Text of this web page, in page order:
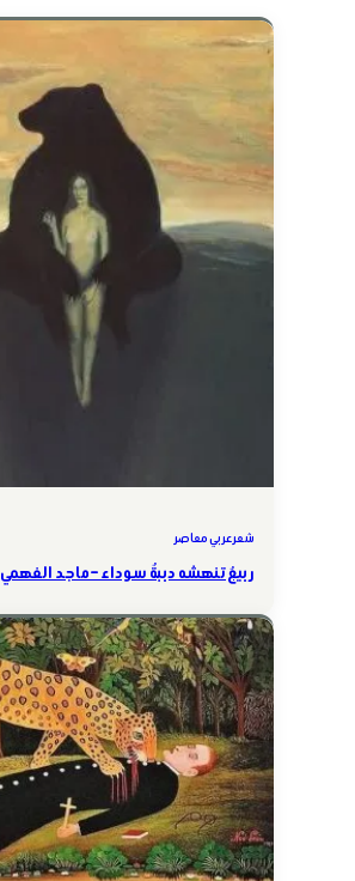
شعر عربي معاصر
ربيعٌ تنهشه دببةٌ سوداء – ماجد الفهمي